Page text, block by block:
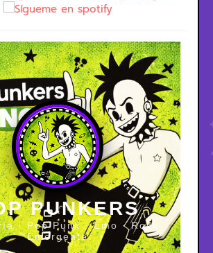
PUNKERS
· Pop Punk · Emo · Rock
Emergente